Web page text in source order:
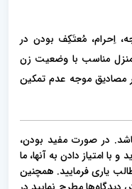
اِحرام، مُعتَکِف بودن در
مناسب با وضعیت زن
مصادیق موجه عدم تمکین
در صورت مفید بودن،
با امتیاز دادن به آنها، ما
یاری فرمایید. همچنین